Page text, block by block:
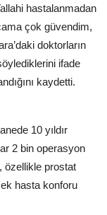
hastalanmadan
çok güvendim,
doktorların
ifade
kaydetti.
10 yıldır
2 bin operasyon
özellikle prostat
hasta konforu